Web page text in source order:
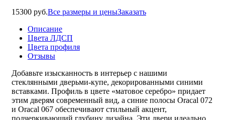
15300 руб.Все размеры и ценыЗаказать
Описание
Цвета ЛДСП
Цвета профиля
Отзывы
Добавьте изысканность в интерьер с нашими
стеклянными дверьми-купе, декорированными синими
вставками. Профиль в цвете «матовое серебро» придает
этим дверям современный вид, а синие полосы Oracal 072
и Oracal 067 обеспечивают стильный акцент,